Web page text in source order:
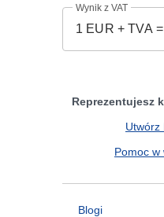
Wynik z VAT
Reprezentujesz
Utwórz
Pomoc w
Blogi